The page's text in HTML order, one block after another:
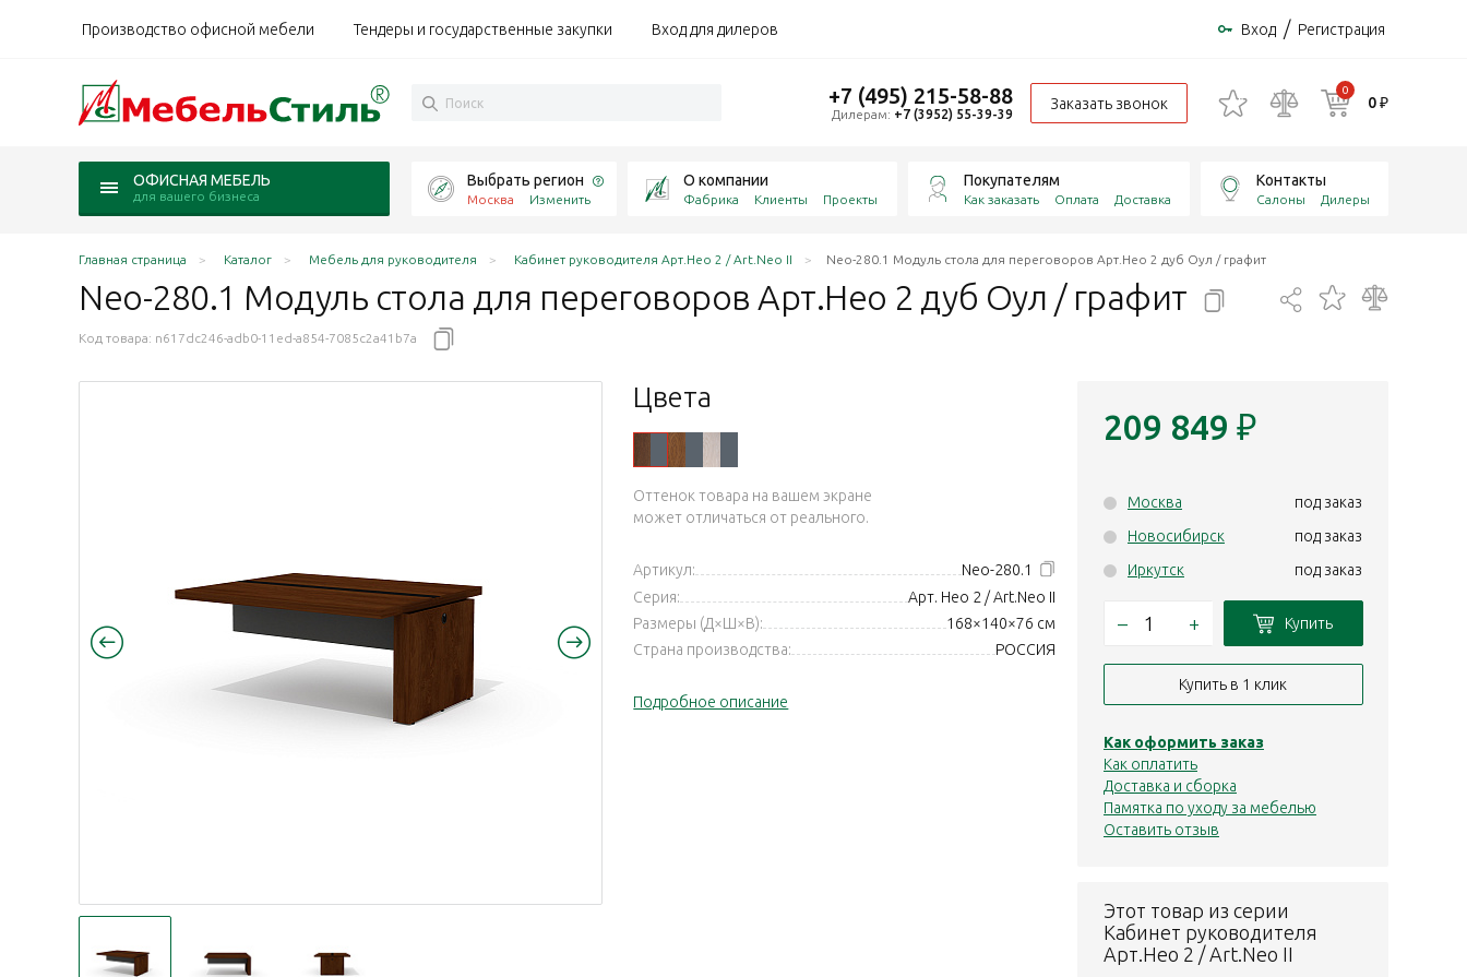
Производство офисной мебели Тендеры и государственные закупки Вход для дилеров Вход / Регистрация
+7 (495) 215-58-88
Дилерам: +7 (3952) 55-39-39
Заказать звонок
0
0 ₽
ОФИСНАЯ МЕБЕЛЬ
для вашего бизнеса
Выбрать регион
Москва Изменить
О компании
Фабрика Клиенты Проекты
Покупателям
Как заказать Оплата Доставка
Контакты
Салоны Дилеры
Главная страница Каталог Мебель для руководителя Кабинет руководителя Арт.Нео 2 / Art.Neo II Neo-280.1 Модуль стола для переговоров Арт.Нео 2 дуб Оул / графит
Neo-280.1 Модуль стола для переговоров Арт.Нео 2 дуб Оул / графит
Код товара: n617dc246-adb0-11ed-a854-7085c2a41b7a
Цвета
Оттенок товара на вашем экране
может отличаться от реального.
Артикул:
Neo-280.1
Серия:
Арт. Нео 2 / Art.Neo II
Размеры (Д×Ш×В):
168×140×76 см
Страна производства:
РОССИЯ
Подробное описание
209 849 ₽
Москва
под заказ
Новосибирск
под заказ
Иркутск
под заказ
– + Купить
Купить в 1 клик
Как оформить заказ
Как оплатить
Доставка и сборка
Памятка по уходу за мебелью
Оставить отзыв
Этот товар из серии
Кабинет руководителя
Арт.Нео 2 / Art.Neo II